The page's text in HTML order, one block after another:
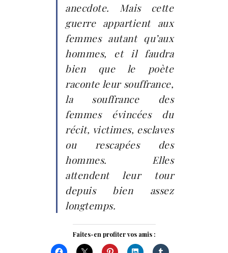
anecdote. Mais cette
guerre appartient aux
femmes autant qu’aux
hommes, et il faudra
bien que le poète
raconte leur souffrance,
la souffrance des
femmes évincées du
récit, victimes, esclaves
ou rescapées des
hommes. Elles
attendent leur tour
depuis bien assez
longtemps.
Faites-en profiter vos amis :